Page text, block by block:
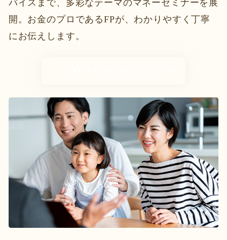
バイスまで、多彩なテーマのマネーセミナーを展
開。お金のプロであるFPが、わかりやすく丁寧
にお伝えします。